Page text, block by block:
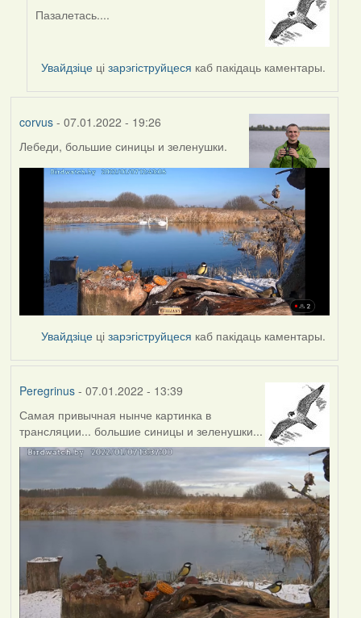
In
by
Lighty
Пазалетась....
Увайдзіце цізарэгіструйцеся каб пакідаць каментары.
corvus- 07.01.2022 - 19:26
Лебеди, большие синицы и зеленушки.
Увайдзіце цізарэгіструйцеся каб пакідаць каментары.
Peregrinus- 07.01.2022 - 13:39
Самая привычная нынче картинка в
трансляции... большие синицы и зеленушки...